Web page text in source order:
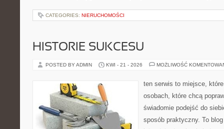
CATEGORIES: NIERUCHOMOŚCI
HISTORIE SUKCESU
POSTED BY ADMIN KWI - 21 - 2026 MOŻLIWOŚĆ
ten serwis to miejsce,
osobach, które chcą
świadomie podejść do
sposób praktyczny. To